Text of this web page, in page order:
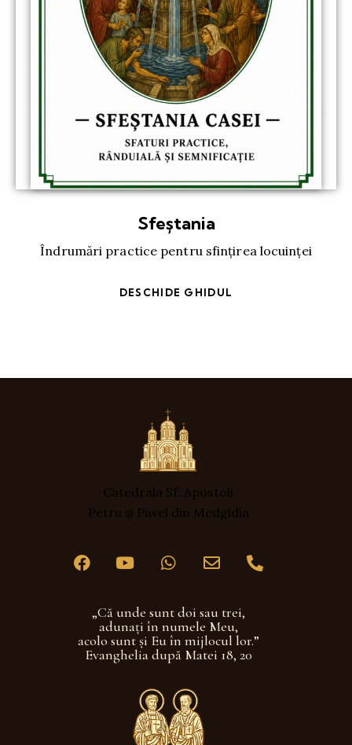
Sfeștania
Îndrumări practice pentru sfințirea locuinței
DESCHIDE GHIDUL
Catedrala Sf. Apostoli
Petru și Pavel din Medgidia
„Că unde sunt doi sau trei,
adunaţi în numele Meu,
acolo sunt şi Eu în mijlocul lor.”
Evanghelia după Matei 18, 20